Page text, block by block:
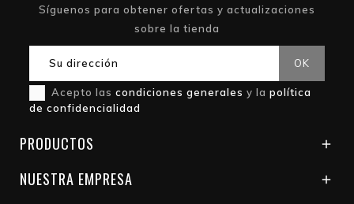
Síguenos para obtener ofertas y actualizaciones
sobre la tienda
Acepto lascondiciones generales y lapolítica
de confidencialidad
PRODUCTOS 
NUESTRA EMPRESA 